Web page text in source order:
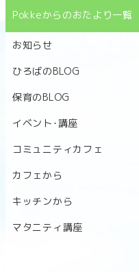
Pokkeからのおたより一覧
お知らせ
ひろばのBLOG
保育のBLOG
イベント･講座
コミュニティカフェ
カフェから
キッチンから
マタニティ講座